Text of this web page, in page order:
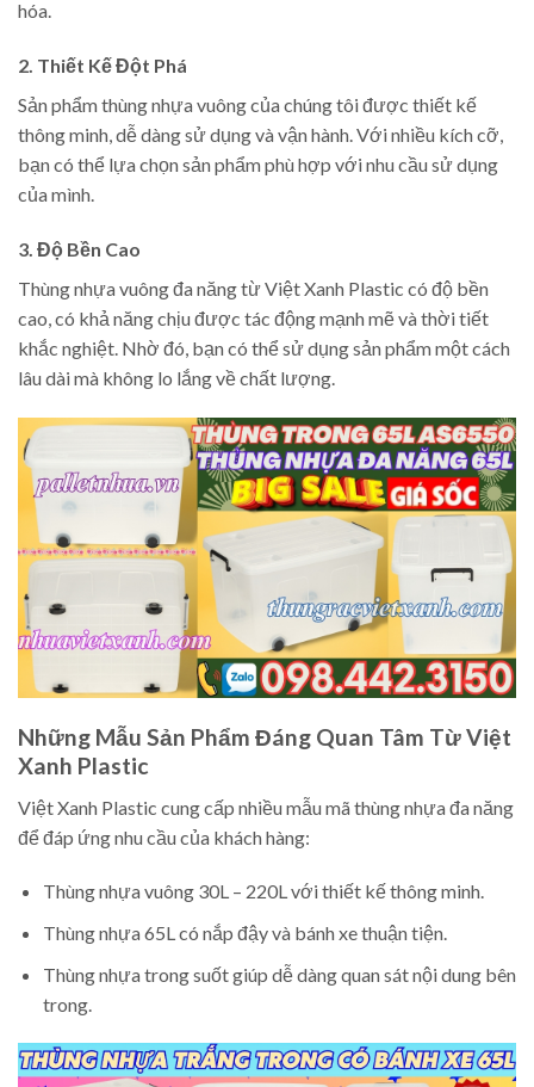
hóa.
2. Thiết Kế Đột Phá
Sản phẩm thùng nhựa vuông của chúng tôi được thiết kế
thông minh, dễ dàng sử dụng và vận hành. Với nhiều kích cỡ,
bạn có thể lựa chọn sản phẩm phù hợp với nhu cầu sử dụng
của mình.
3. Độ Bền Cao
Thùng nhựa vuông đa năng từ Việt Xanh Plastic có độ bền
cao, có khả năng chịu được tác động mạnh mẽ và thời tiết
khắc nghiệt. Nhờ đó, bạn có thể sử dụng sản phẩm một cách
lâu dài mà không lo lắng về chất lượng.
Những Mẫu Sản Phẩm Đáng Quan Tâm Từ Việt
Xanh Plastic
Việt Xanh Plastic cung cấp nhiều mẫu mã thùng nhựa đa năng
để đáp ứng nhu cầu của khách hàng:
Thùng nhựa vuông 30L – 220L với thiết kế thông minh.
Thùng nhựa 65L có nắp đậy và bánh xe thuận tiện.
Thùng nhựa trong suốt giúp dễ dàng quan sát nội dung bên
trong.